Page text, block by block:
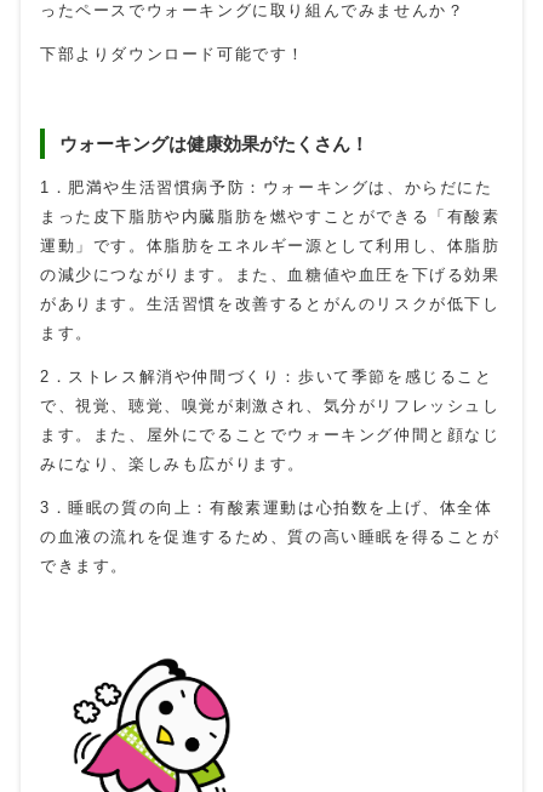
ったペースでウォーキングに取り組んでみませんか？
下部よりダウンロード可能です！
ウォーキングは健康効果がたくさん！
1．肥満や生活習慣病予防：ウォーキングは、からだにた
まった皮下脂肪や内臓脂肪を燃やすことができる「有酸素
運動」です。体脂肪をエネルギー源として利用し、体脂肪
の減少につながります。また、血糖値や血圧を下げる効果
があります。生活習慣を改善するとがんのリスクが低下し
ます。
2．ストレス解消や仲間づくり：歩いて季節を感じること
で、視覚、聴覚、嗅覚が刺激され、気分がリフレッシュし
ます。また、屋外にでることでウォーキング仲間と顔なじ
みになり、楽しみも広がります。
3．睡眠の質の向上：有酸素運動は心拍数を上げ、体全体
の血液の流れを促進するため、質の高い睡眠を得ることが
できます。